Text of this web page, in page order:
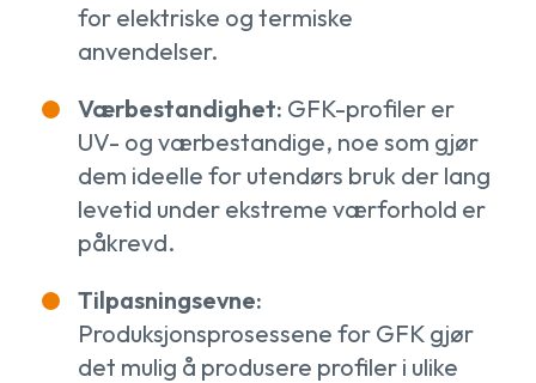
for elektriske og termiske
anvendelser.
Værbestandighet: GFK-profiler er
UV- og værbestandige, noe som gjør
dem ideelle for utendørs bruk der lang
levetid under ekstreme værforhold er
påkrevd.
Tilpasningsevne:
Produksjonsprosessene for GFK gjør
det mulig å produsere profiler i ulike